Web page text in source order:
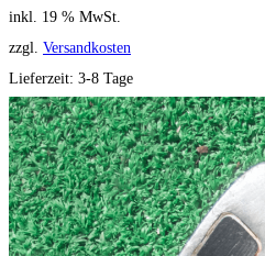
inkl. 19 % MwSt.
zzgl. Versandkosten
Lieferzeit: 3-8 Tage